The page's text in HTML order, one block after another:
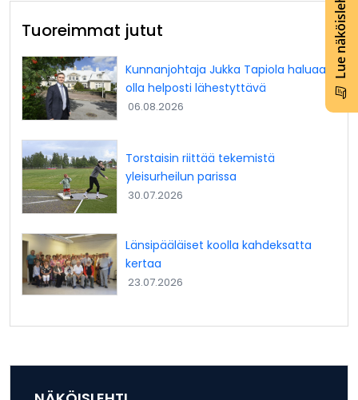
Lue näköislehti
Tuoreimmat jutut
Kunnanjohtaja Jukka Tapiola haluaa
olla helposti lähestyttävä
06.08.2026
Torstaisin riittää tekemistä
yleisurheilun parissa
30.07.2026
Länsipääläiset koolla kahdeksatta
kertaa
23.07.2026